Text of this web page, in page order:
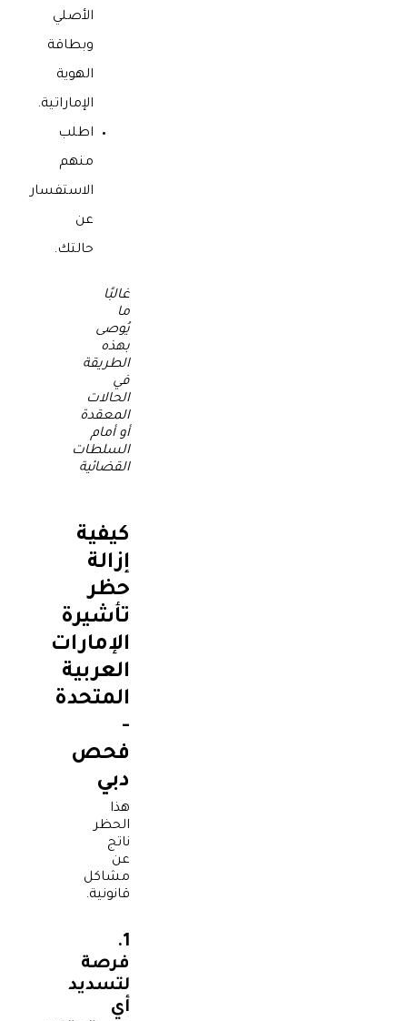
الأصلي
وبطاقة
الهوية
الإماراتية.
اطلب
منهم
الاستفسار
عن
حالتك.
غالبًا
ما
يُوصى
بهذه
الطريقة
في
الحالات
المعقدة
أو أمام
السلطات
القضائية
كيفية
إزالة
حظر
تأشيرة
الإمارات
العربية
المتحدة
-
فحص
دبي
هذا
الحظر
ناتج
عن
مشاكل
قانونية.
1.
فرصة
لتسديد
أي